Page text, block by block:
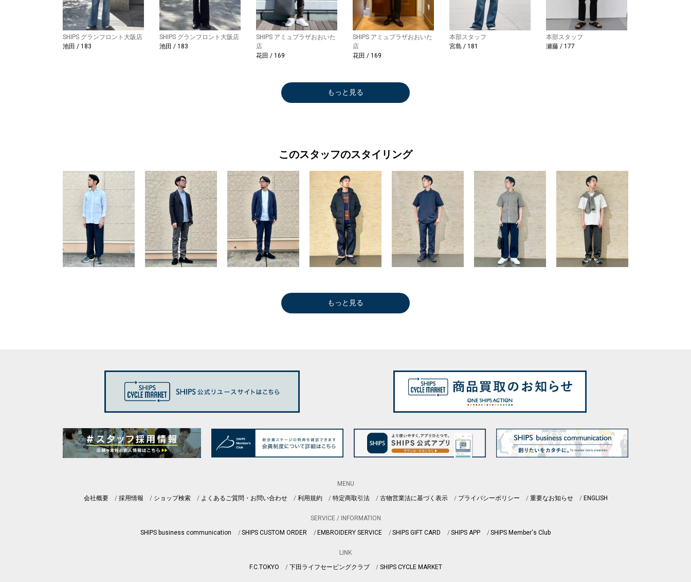
SHIPS グランフロント大阪店
池田 / 183
SHIPS グランフロント大阪店
池田 / 183
SHIPS アミュプラザおおいた
店
花田 / 169
SHIPS アミュプラザおおいた
店
花田 / 169
本部スタッフ
宮島 / 181
本部スタッフ
瀬藤 / 177
もっと見る
このスタッフのスタイリング
もっと見る
MENU
会社概要
採用情報 ショップ検索 よくあるご質問・お問い合わせ 利用規約 特定商取引法 古物営業法に基づく表示 プライバシーポリシー 重要なお知らせ ENGLISH
SERVICE / INFORMATION
SHIPS business communication
SHIPS CUSTOM ORDER EMBROIDERY SERVICE SHIPS GIFT CARD SHIPS APP SHIPS Member's Club
LINK
F.C.TOKYO
下田ライフセービングクラブ SHIPS CYCLE MARKET